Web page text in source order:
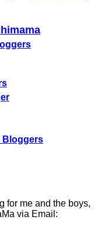
Bloggers
for me and the boys,
via Email: